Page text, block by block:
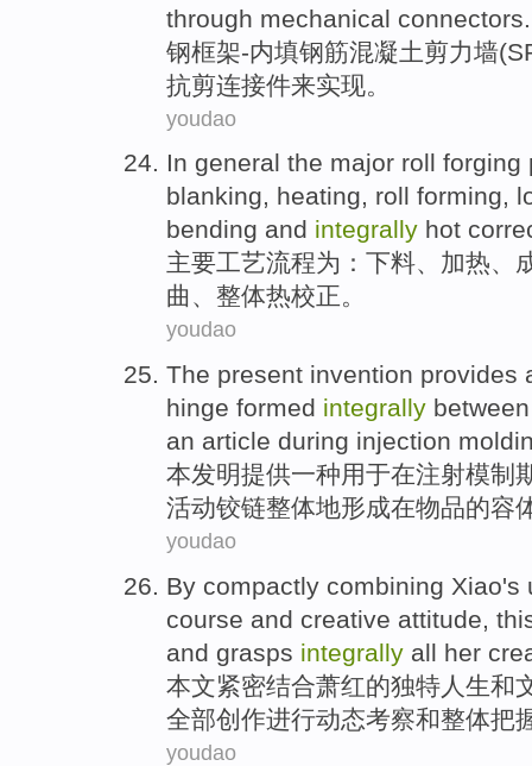
through mechanical connectors
钢框架-内填钢筋混凝土剪力墙(
抗剪连接件来实现。
youdao
In general the major roll forging
blanking, heating, roll forming,
bending and integrally hot
主要工艺流程为 ： 下料、 加热、
曲 、 整体热校正。
youdao
The present invention provides
hinge formed integrally between
an article during injection
本发明提供一种用于在注射模制
活动铰链整体地形成在物品的容
youdao
By compactly combining Xiao's
course and creative attitude,
and grasps integrally all her
本文紧密结合萧红的独特人生和
全部创作进行动态考察和整体把
youdao